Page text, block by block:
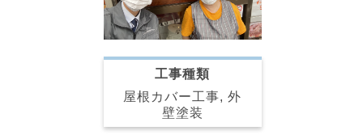
工事種類
屋根カバー工事, 外
壁塗装